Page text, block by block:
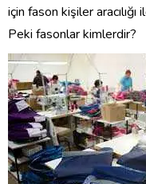
için fason kişiler
Peki fasonlar kimlerdir?